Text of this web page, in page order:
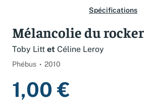
Mélancolie du rocker
Toby Litt Céline Leroy
1,00 €